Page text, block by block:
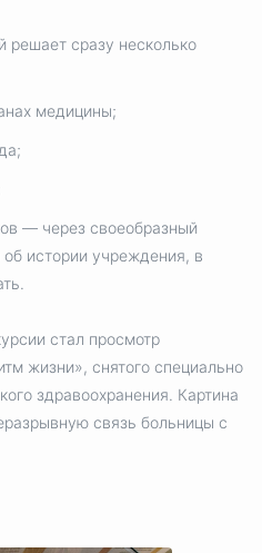
решает сразу несколько
медицины;
— через своеобразный
истории учреждения, в
стал просмотр
жизни», снятого специально
здравоохранения. Картина
связь больницы с